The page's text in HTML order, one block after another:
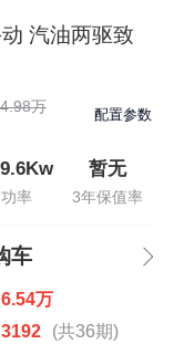
汽油两驱致
万 配置参数
功率
暂无
3年保值率
车
6.54万
3192 (共36期)